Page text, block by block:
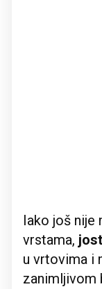
Iako još nije
vrstama,
u vrtovima i
zanimljivom